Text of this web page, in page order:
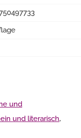
und
und literarisch,